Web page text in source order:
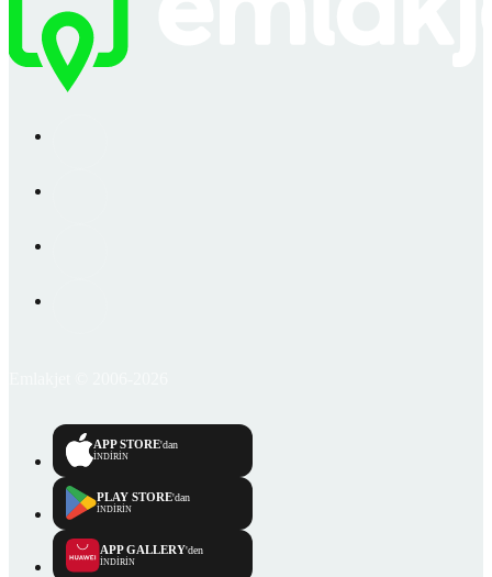
APP STORE'dan
İNDİRİN
PLAY STORE'dan
İNDİRİN
APP GALLERY'den
İNDİRİN